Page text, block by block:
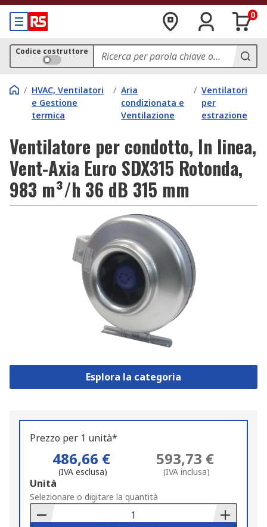
0
Codice costruttore
/ HVAC, Ventilatori
e Gestione
termica
/ Aria
condizionata e
Ventilazione
/ Ventilatori
per
estrazione
Ventilatore per condotto, In linea,
Vent-Axia Euro SDX315 Rotonda,
983 m³/h 36 dB 315 mm
Esplora la categoria
Prezzo per 1 unità*
486,66 €
(IVA esclusa)
593,73 €
(IVA inclusa)
Add
to
Basket
Unità
Selezionare o digitare la quantità